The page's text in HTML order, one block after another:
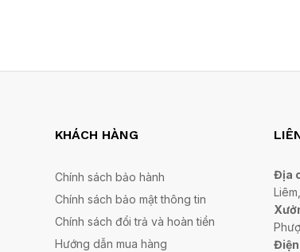
KHÁCH HÀNG
Chính sách bảo hành
Chính sách bảo mật thông tin
Chính sách đổi trả và hoàn tiền
Hướng dẫn mua hàng
Địa